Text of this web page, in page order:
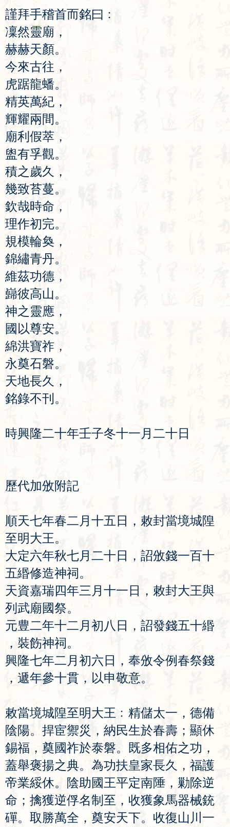
謹拜手稽首而銘曰 ﹕
凜然靈廟 ，
赫赫天顏。
今來古往 ，
虎踞龍蟠。
精英萬紀 ，
輝耀兩間。
廟利 假萃 ，
盥有孚觀。
積之歲久 ，
幾致苔蔓。
欽哉時命 ，
理作初完。
規模輪奐 ，
錦繡青丹。
維茲功德 ，
巋彼高山。
神之靈應 ，
國 以尊安。
綿洪寶祚 ，
永奠石磐。
天地長久 ，
銘錄不刊 。
時興隆二十年壬子冬十一月 二十 日
歷代加攽附記
順天七年春二 月 十五 日 ， 敕封當境城隍
至明大王。
大定六年秋七月 二十 日 ， 詔攽錢一百十
五緡修造神祠。
天資嘉瑞四年三 月 十一 日 ， 敕封大王與
列 武廟國祭。
元豊二年十二 月 初八 日 ， 詔發錢五十緡
， 裝飭神祠。
興隆七年二 月 初六 日 ， 奉攽令例春祭錢
， 遞年參十貫 ， 以申敬意。
敕當境城隍至明大王 ﹕ 精儲太一 ， 德備
陰陽。 捍宦禦災 ， 納民生於春壽 ； 顯休
錫福 ， 奠國祚於泰磐。 既多相佑之功 ，
蓋舉褒揚之典。 為功扶皇家長久 ， 福護
帝業綏休。 陰助國王平定南陲 ， 勦除逆
命 ； 擒獲逆俘名制 至 ， 收獲象馬器械銃
磾。 取勝萬全 ， 奠安天下。 收復山 川 一